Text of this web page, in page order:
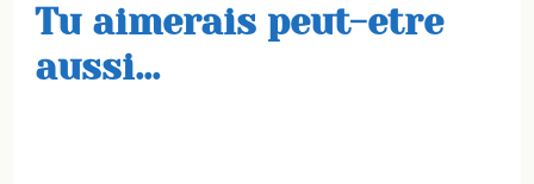
Tu aimerais peut-etre
aussi...